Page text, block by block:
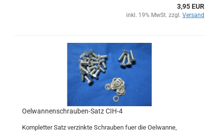
3,95 EUR
inkl. 19% MwSt. zzgl. Versand
Oelwannenschrauben-Satz CIH-4
Kompletter Satz verzinkte Schrauben fuer die Oelwanne,